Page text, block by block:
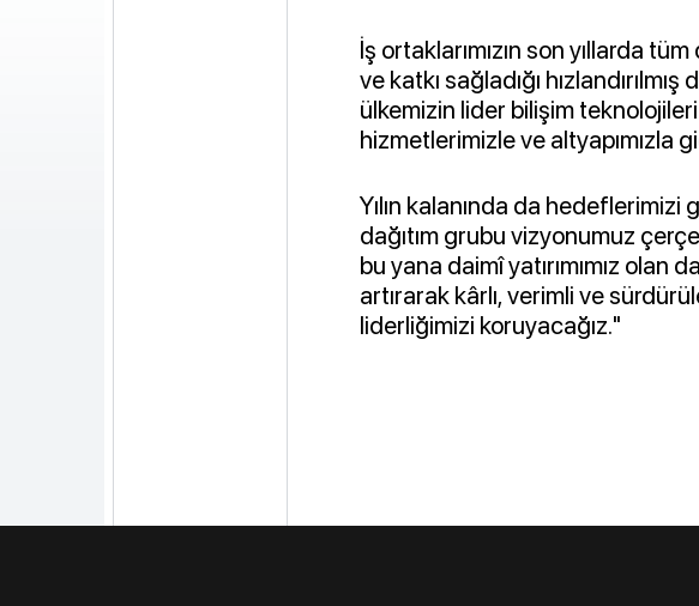
İş ortaklarımızın son yıllarda
ve katkı sağladığı
ülkemizin lider bilişim
hizmetlerimizle ve altyapımızla
Yılın kalanında da hedeflerimizi
dağıtım grubu vizyonumuz
bu yana daimî yatırımımız olan
artırarak kârlı, verimli ve
liderliğimizi koruyacağız."